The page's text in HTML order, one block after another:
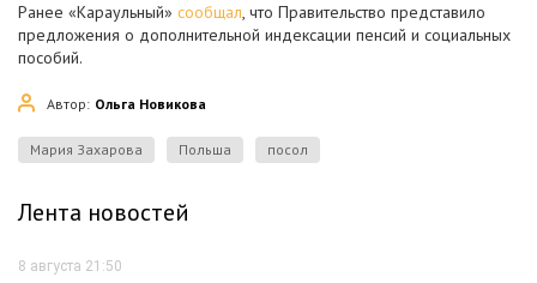
Ранее «Караульный» сообщал, что Правительство представило
предложения о дополнительной индексации пенсий и социальных
пособий.
Автор: Ольга Новикова
Мария Захарова Польша посол
Лента новостей
8 августа 21:50